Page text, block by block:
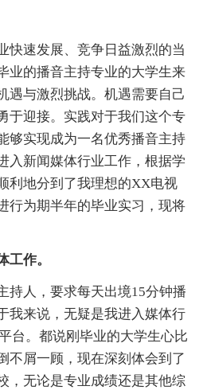
速发展、竞争日益激烈的当
业的播音主持专业的大学生来
遇与激烈挑战。机遇需要自己
于迎接。实践对于我们这个专
够实现成为一名优秀播音主持
入新闻媒体行业工作，根据学
利地分到了我理想的XX电视
行为期半年的毕业实习，现将
工作。
人，要求每天出境15分钟播
我来说，无疑是我进入媒体行
台。都说刚毕业的大学生心比
不屑一顾，现在深刻体会到了
，无论是专业成绩还是其他综